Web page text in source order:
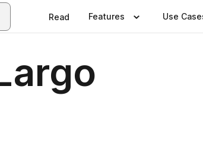
Read Features Use